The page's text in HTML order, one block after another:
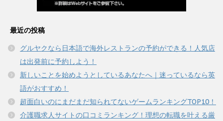
最近の投稿
グルヤクなら日本語で海外レストランの予約ができる！人気店
は出発前に予約しよう！
新しいことを始めようとしているあなたへ｜迷っているなら英
語がおすすめ！
超面白いのにまだまだ知られてないゲームランキングTOP10！
介護職求人サイトの口コミランキング！理想の転職を叶える厳